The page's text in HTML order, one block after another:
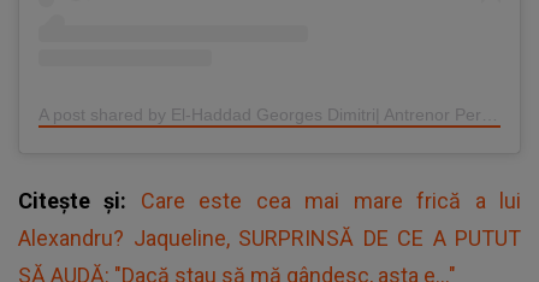
Citește și: Care este cea mai mare frică a lui
Alexandru? Jaqueline, SURPRINSĂ DE CE A PUTUT
SĂ AUDĂ: "Dacă stau să mă gândesc, asta e..."